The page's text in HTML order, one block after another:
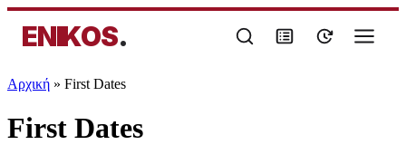
ENIKOS.
Αρχική » First Dates
First Dates